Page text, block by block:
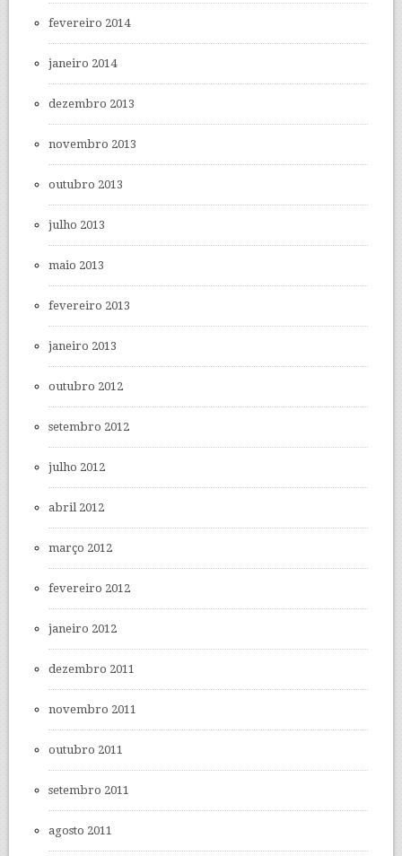
fevereiro 2014
janeiro 2014
dezembro 2013
novembro 2013
outubro 2013
julho 2013
maio 2013
fevereiro 2013
janeiro 2013
outubro 2012
setembro 2012
julho 2012
abril 2012
março 2012
fevereiro 2012
janeiro 2012
dezembro 2011
novembro 2011
outubro 2011
setembro 2011
agosto 2011